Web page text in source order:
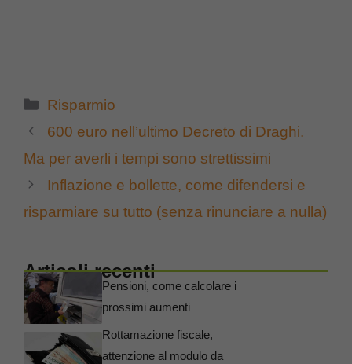
Categorie
Risparmio
600 euro nell’ultimo Decreto di Draghi.
Ma per averli i tempi sono strettissimi
Inflazione e bollette, come difendersi e
risparmiare su tutto (senza rinunciare a nulla)
Articoli recenti
Pensioni, come calcolare i
prossimi aumenti
Rottamazione fiscale,
attenzione al modulo da